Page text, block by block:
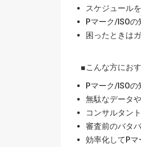
スケジュール
Pマーク/ISO
困ったときは
■こんな方にお
Pマーク/ISOの
無駄なデータ
コンサルタン
審査前のバタ
効率化してP